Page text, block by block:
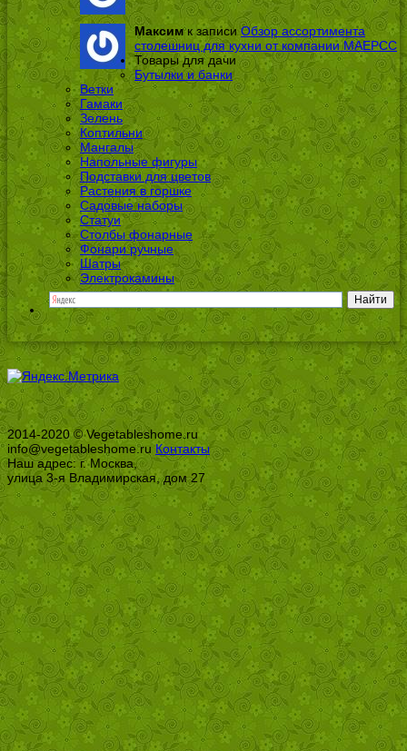
Максимк записиОбзор ассортимента
столешниц для кухни от компании МАЕРСС
Товары для дачи
Бутылки и банки
Ветки
Гамаки
Зелень
Коптильни
Мангалы
Напольные фигуры
Подставки для цветов
Растения в горшке
Садовые наборы
Статуи
Столбы фонарные
Фонари ручные
Шатры
Электрокамины
2014-2020 © Vegetableshome.ru
info@vegetableshome.ruКонтакты
Наш адрес: г. Москва,
улица 3-я Владимирская, дом 27